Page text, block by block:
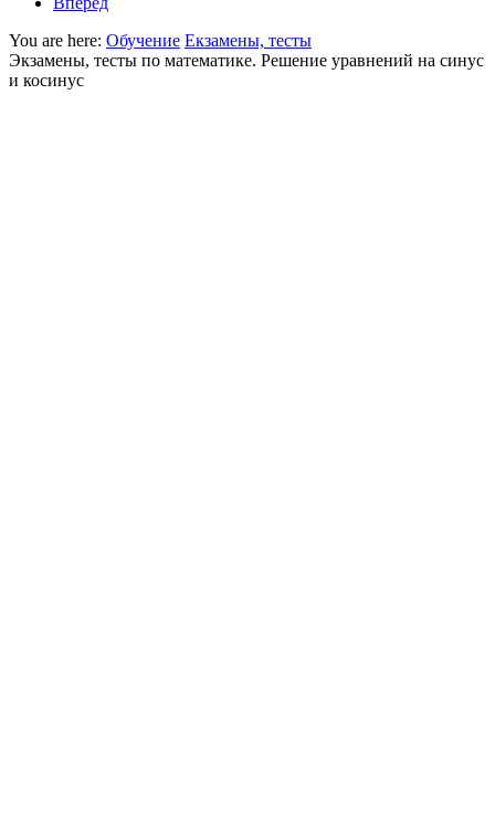
You are here: Обучение Екзамены, тесты
Экзамены, тесты по математике. Решение уравнений на синус
и косинус